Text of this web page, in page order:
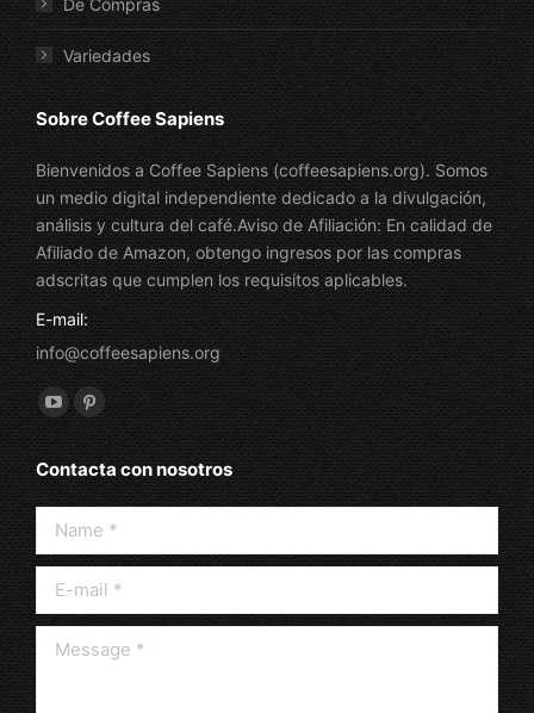
Variedades
Sobre Coffee Sapiens
Bienvenidos a Coffee Sapiens (coffeesapiens.org). Somos
un medio digital independiente dedicado a la divulgación,
análisis y cultura del café.Aviso de Afiliación: En calidad de
Afiliado de Amazon, obtengo ingresos por las compras
adscritas que cumplen los requisitos aplicables.
E-mail:
info@coffeesapiens.org
Find us on:
YouTube
page
opens
in
new
window
Pinterest
page
opens
in
new
window
Contacta con nosotros
Name *
E-mail *
Message *